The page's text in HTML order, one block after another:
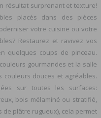
résultat surprenant et texture!
placés dans des pièces
votre cuisine ou votre
Restaurez et ravivez vos
quelques coups de pinceau.
gourmandes et la salle
douces et agréables.
sur toutes les surfaces:
bois mélaminé ou stratifié,
plâtre rugueux), cela permet